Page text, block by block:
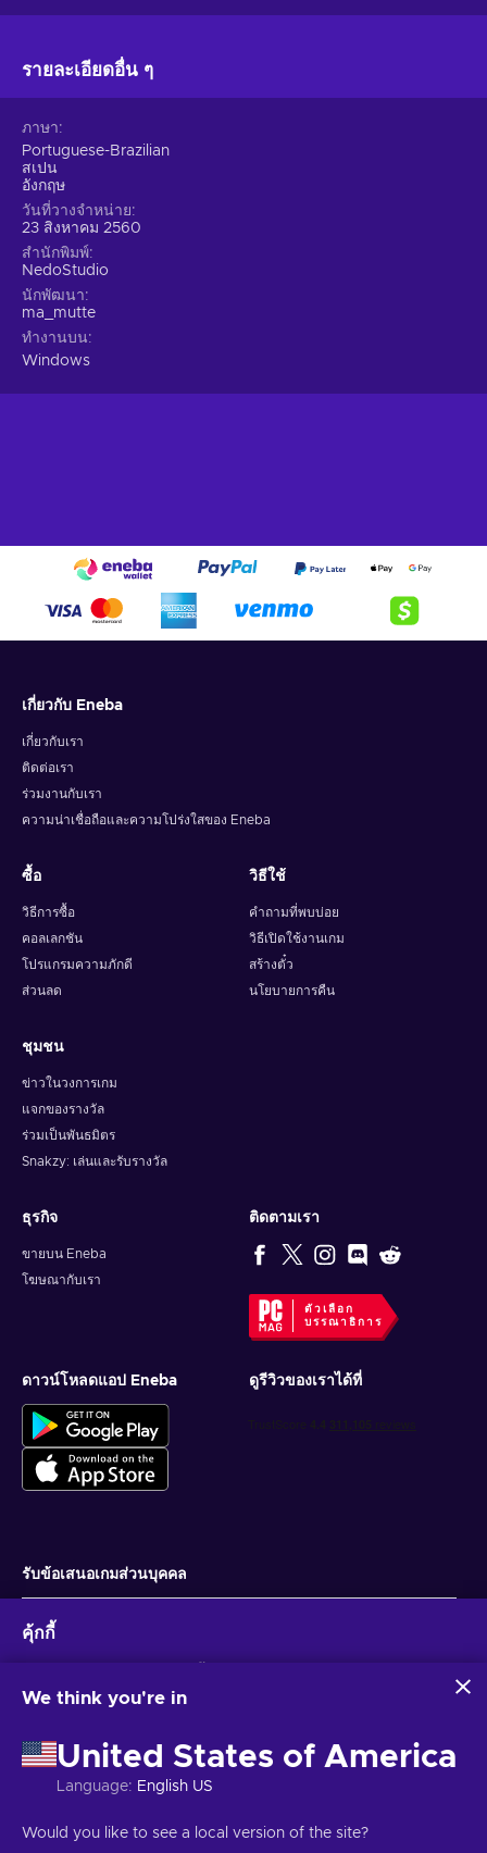
รายละเอียดอื่น ๆ
ภาษา
Portuguese-Brazilian
สเปน
อังกฤษ
วันที่วางจำหน่าย
23 สิงหาคม 2560
สำนักพิมพ์
NedoStudio
นักพัฒนา
ma_mutte
ทำงานบน
Windows
เกี่ยวกับ Eneba
เกี่ยวกับเรา
ติดต่อเรา
ร่วมงานกับเรา
ความน่าเชื่อถือและความโปร่งใสของ Eneba
ซื้อ
วิธีการซื้อ
คอลเลกชัน
โปรแกรมความภักดี
ส่วนลด
วิธีใช้
คำถามที่พบบ่อย
วิธีเปิดใช้งานเกม
สร้างตั๋ว
นโยบายการคืน
ชุมชน
ข่าวในวงการเกม
แจกของรางวัล
ร่วมเป็นพันธมิตร
Snakzy: เล่นและรับรางวัล
ธุรกิจ
ขายบน Eneba
โฆษณากับเรา
ติดตามเรา
ตัวเลือก
บรรณาธิการ
ดาวน์โหลดแอป Eneba ดูรีวิวของเราได้ที่
รับข้อเสนอเกมส่วนบุคคล
ลิขสิทธิ์ © 2026 Eneba. สงวนลิขสิทธิ์. JSC “Helis play”, Gyneju St. 4-333, วิ
คุ้กกี้
รวบรวมและวิเคราะห์ข้อมูลเกี่ยวกับผู้ใช้เว็บไซต์นี้ เราใช้ข้อมูลนี้เพื่อ
บุคคลของคุณอาจถูกนำไปใช้เพื่อปรับแต่งโฆษณา
การคลิก 'ยอมรับทั้งหมด' หมายความว่าคุณยินยอมให้ Eneba และ
พันธมิตรใช้เทคโนโลยีเหล่านี้ คุณสามารถปรับเปลี่ยนความยินยอม
สำหรับข้อมูลเพิ่มเติมเกี่ยวกับวิธีที่ Google ใช้ข้อมูลของคุณ โปรดดู
We think you're in
United States of America
Language: English US
Would you like to see a local version of the site?